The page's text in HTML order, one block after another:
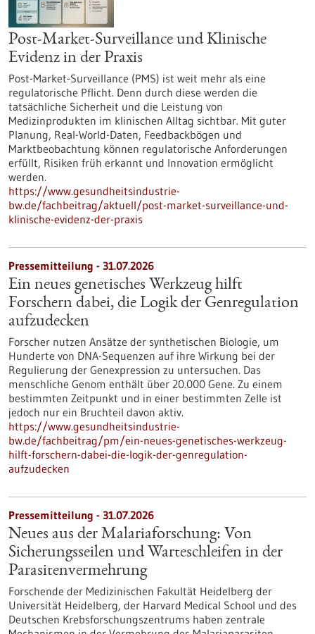
Post-Market-Surveillance und Klinische
Evidenz in der Praxis
Post-Market-Surveillance (PMS) ist weit mehr als eine
regulatorische Pflicht. Denn durch diese werden die
tatsächliche Sicherheit und die Leistung von
Medizinprodukten im klinischen Alltag sichtbar. Mit guter
Planung, Real-World-Daten, Feedbackbögen und
Marktbeobachtung können regulatorische Anforderungen
erfüllt, Risiken früh erkannt und Innovation ermöglicht
werden.
https://www.gesundheitsindustrie-
bw.de/fachbeitrag/aktuell/post-market-surveillance-und-
klinische-evidenz-der-praxis
Pressemitteilung - 31.07.2026
Ein neues genetisches Werkzeug hilft
Forschern dabei, die Logik der Genregulation
aufzudecken
Forscher nutzen Ansätze der synthetischen Biologie, um
Hunderte von DNA-Sequenzen auf ihre Wirkung bei der
Regulierung der Genexpression zu untersuchen. Das
menschliche Genom enthält über 20.000 Gene. Zu einem
bestimmten Zeitpunkt und in einer bestimmten Zelle ist
jedoch nur ein Bruchteil davon aktiv.
https://www.gesundheitsindustrie-
bw.de/fachbeitrag/pm/ein-neues-genetisches-werkzeug-
hilft-forschern-dabei-die-logik-der-genregulation-
aufzudecken
Pressemitteilung - 31.07.2026
Neues aus der Malariaforschung: Von
Sicherungsseilen und Warteschleifen in der
Parasitenvermehrung
Forschende der Medizinischen Fakultät Heidelberg der
Universität Heidelberg, der Harvard Medical School und des
Deutschen Krebsforschungszentrums haben zentrale